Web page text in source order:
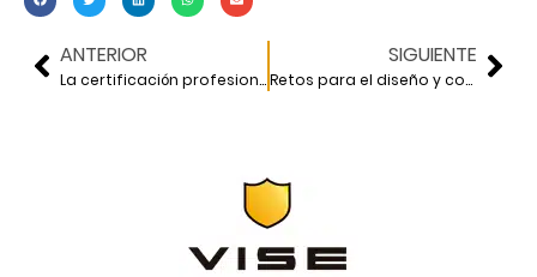
ANTERIOR
La certificación profesional de los ingenieros civiles
SIGUIENTE
Retos para el diseño y construcción de obras en el Valle de México